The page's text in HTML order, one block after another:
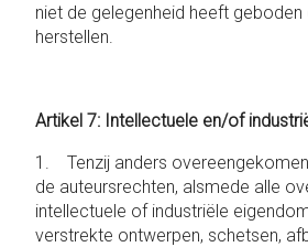
niet de gelegenheid heeft
herstellen.
Artikel 7: Intellectuele en/of
1. Tenzij anders
de auteursrechten, alsmede alle
intellectuele of industriële
verstrekte ontwerpen, schetsen,